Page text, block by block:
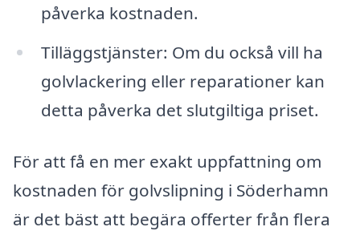
påverka kostnaden.
Tilläggstjänster: Om du också vill ha
golvlackering eller reparationer kan
detta påverka det slutgiltiga priset.
För att få en mer exakt uppfattning om
kostnaden för golvslipning i Söderhamn
är det bäst att begära offerter från flera